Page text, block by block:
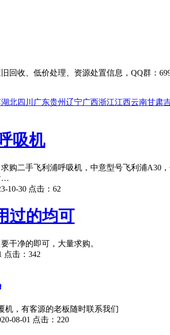
回收、低价处理、资源处置信息，QQ群：
湖北四川 广东贵州辽宁广西浙江江西云南甘肃
吸机
购二手飞利浦呼吸机，中意型号飞利浦
…
10-30 点击： 62
过的均可
干净的即可，大量求购。
点击： 342
机，有客源的老板随时联系我们
08-01 点击： 220